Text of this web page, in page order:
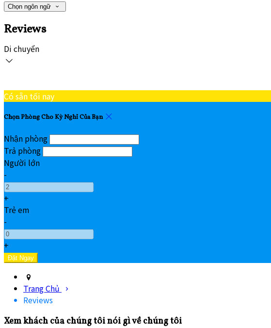
Chọn ngôn ngữ
Reviews
Di chuyển
Có sẵn tối nay
Chọn Phòng Cho Kỳ Nghỉ Của Bạn
Nhận phòng
Trả phòng
Người lớn
-
+
Trẻ em
-
+
Trang Chủ
Reviews
Xem khách của chúng tôi nói gì về chúng tôi